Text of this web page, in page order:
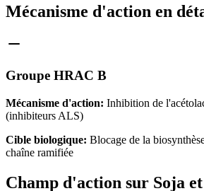
Mécanisme d'action en
Groupe HRAC B
Mécanisme d'action: Inhibition de
(inhibiteurs ALS)
Cible biologique: Blocage de la
chaîne ramifiée
Champ d'action sur Soja